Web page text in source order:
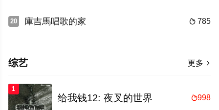
20  785
庫吉馬唱歌的家
更多 
综艺
1
998
给我钱12: 夜叉的世界